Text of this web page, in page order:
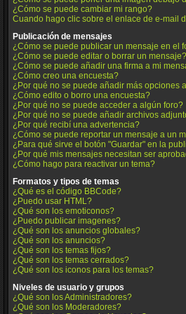
¿Cómo se puede cambiar mi rango?
Cuando hago clic sobre el enlace de e-mail
Publicación de mensajes
¿Cómo se puede publicar un mensaje en el
¿Cómo se puede editar o borrar un mensaje?
¿Cómo se puede añadir una firma a mi
¿Cómo creo una encuesta?
¿Por qué no se puede añadir más opciones
¿Cómo edito o borro una encuesta?
¿Por qué no se puede acceder a algún foro?
¿Por qué no se puede añadir archivos
¿Por qué recibí una advertencia?
¿Cómo se puede reportar un mensaje a un
¿Para qué sirve el botón "Guardar" en la
¿Por qué mis mensajes necesitan ser
¿Cómo hago para reactivar un tema?
Formatos y tipos de temas
¿Qué es el código BBCode?
¿Puedo usar HTML?
¿Qué son los emoticonos?
¿Puedo publicar imagenes?
¿Qué son los anuncios globales?
¿Qué son los anuncios?
¿Qué son los temas fijos?
¿Qué son los temas cerrados?
¿Qué son los iconos para los temas?
Niveles de usuario y grupos
¿Qué son los Administradores?
¿Qué son los Moderadores?